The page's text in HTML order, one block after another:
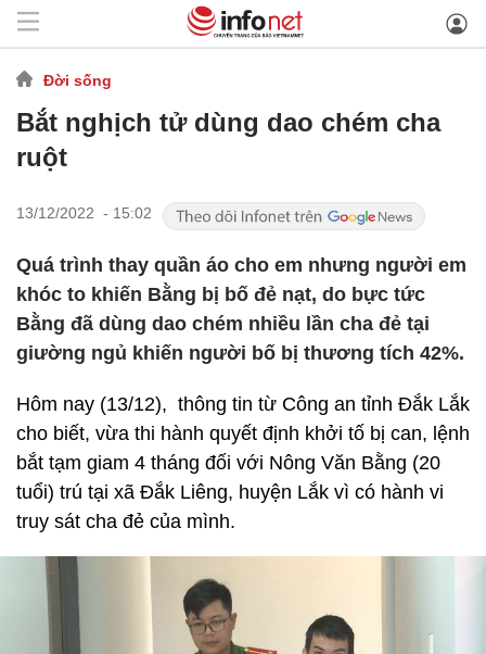
Đời sống
Bắt nghịch tử dùng dao chém cha
ruột
13/12/2022 - 15:02
Quá trình thay quần áo cho em nhưng người em
khóc to khiến Bằng bị bố đẻ nạt, do bực tức
Bằng đã dùng dao chém nhiều lần cha đẻ tại
giường ngủ khiến người bố bị thương tích 42%.
Hôm nay (13/12), thông tin từ Công an tỉnh Đắk Lắk
cho biết, vừa thi hành quyết định khởi tố bị can, lệnh
bắt tạm giam 4 tháng đối với Nông Văn Bằng (20
tuổi) trú tại xã Đắk Liêng, huyện Lắk vì có hành vi
truy sát cha đẻ của mình.